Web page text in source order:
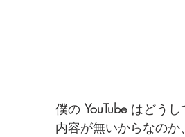
僕の YouTube はどうし
内容が無いからなの